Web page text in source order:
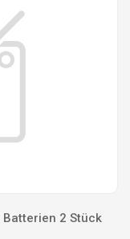
Batterien 2 Stück